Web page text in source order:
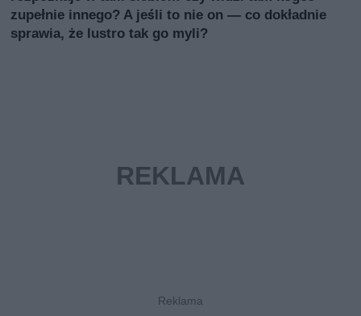
zupełnie innego? A jeśli to nie on — co dokładnie
sprawia, że lustro tak go myli?